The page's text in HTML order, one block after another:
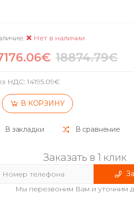
Нет в наличии
18874.79€
НДС:14195.09€
В КОРЗИНУ
В закладки В сравнение
Заказать в 1 клик
Мы перезвоним Вам и уточним